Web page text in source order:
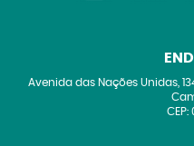
Avenida das Nações Unidas,
CEP: